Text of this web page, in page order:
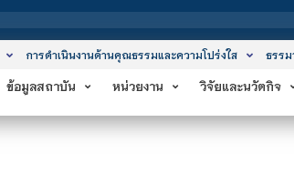
สถา
การดำเนินงานด้านคุณธรรมและความโปร่งใส ธรรม
ข้อมูลสถาบัน หน่วยงาน วิจัยและนวัตกิจ